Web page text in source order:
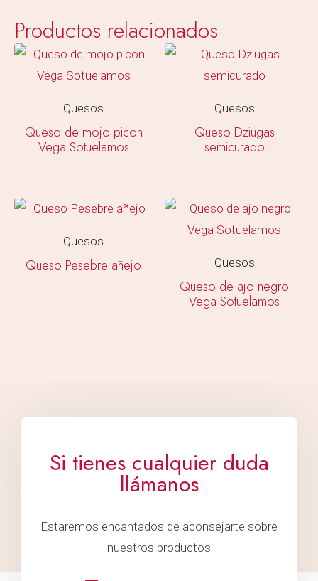
Productos relacionados
Quesos
Queso de mojo picon
Vega Sotuelamos
Quesos
Queso Dziugas
semicurado
Quesos
Queso Pesebre añejo Quesos
Queso de ajo negro
Vega Sotuelamos
Si tienes cualquier duda
llámanos
Estaremos encantados de aconsejarte sobre
nuestros productos